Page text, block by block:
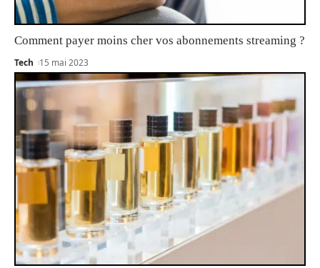
Comment payer moins cher vos abonnements streaming ?
Tech 15 mai 2023